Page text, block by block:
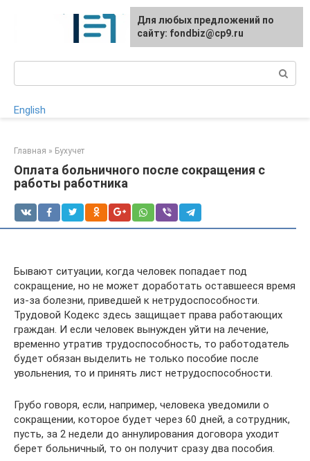
English
Главная » Бухучет
Оплата больничного после сокращения с
работы работника
Бывают ситуации, когда человек попадает под
сокращение, но не может доработать оставшееся время
из-за болезни, приведшей к нетрудоспособности.
Трудовой Кодекс здесь защищает права работающих
граждан. И если человек вынужден уйти на лечение,
временно утратив трудоспособность, то работодатель
будет обязан выделить не только пособие после
увольнения, то и принять лист нетрудоспособности.
Грубо говоря, если, например, человека уведомили о
сокращении, которое будет через 60 дней, а сотрудник,
пусть, за 2 недели до аннулирования договора уходит
берет больничный, то он получит сразу два пособия.
Для любых предложений по
сайту: fondbiz@cp9.ru